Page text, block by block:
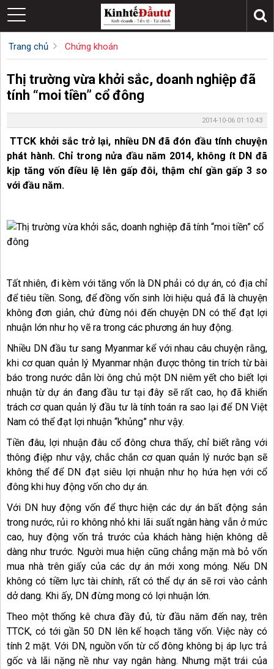
Trang chủ Chứng khoán
Thị trường vừa khởi sắc, doanh nghiệp đã
tính “moi tiền” cổ đông
2014-10-06 01:10:43
TTCK khởi sắc trở lại, nhiều DN đã đón đầu tính chuyện
phát hành. Chỉ trong nửa đầu năm 2014, không ít DN đã
kịp tăng vốn điều lệ lên gấp đôi, thậm chí gần gấp 3 so
với đầu năm.
Tất nhiên, đi kèm với tăng vốn là DN phải có dự án, có địa chỉ
để tiêu tiền. Song, để đồng vốn sinh lời hiệu quả đã là chuyện
không đơn giản, chứ đừng nói đến chuyện DN có thể đạt lợi
nhuận lớn như họ vẽ ra trong các phương án huy động.
Nhiều DN đầu tư sang Myanmar kể với nhau câu chuyện rằng,
khi cơ quan quản lý Myanmar nhận được thông tin trích từ bài
báo trong nước dẫn lời ông chủ một DN niêm yết cho biết lợi
nhuận từ dự án đang đầu tư tại đây sẽ rất cao, họ đã khiển
trách cơ quan quản lý đầu tư là tính toán ra sao lại để DN Việt
Nam có thể đạt lợi nhuận “khủng” như vậy.
Tiền đâu, lợi nhuận đâu cổ đông chưa thấy, chỉ biết rằng với
thông điệp như vậy, chắc chắn cơ quan quản lý nước bạn sẽ
không thể để DN đạt siêu lợi nhuận như họ hứa hẹn với cổ
đông khi huy động vốn cho dự án.
Với DN huy động vốn để thực hiện các dự án bất động sản
trong nước, rủi ro không nhỏ khi lãi suất ngân hàng vẫn ở mức
cao, huy động vốn trả trước của khách hàng hiện không dễ
dàng như trước. Người mua hiện cũng chẳng mặn mà bỏ vốn
mua nhà trên giấy của các dự án mới xong móng. Nếu DN
không có tiềm lực tài chính, rất có thể dự án sẽ rơi vào cảnh
dở dang. Khi ấy, DN đừng mong có lợi nhuận lớn.
Theo một thống kê chưa đầy đủ, từ đầu năm đến nay, trên
TTCK, có tới gần 50 DN lên kế hoạch tăng vốn. Việc này có
tính 2 mặt. Với DN, nguồn vốn từ cổ đông không bị áp lực trả
gốc và lãi nặng nề như vay ngân hàng. Nhưng mặt trái của